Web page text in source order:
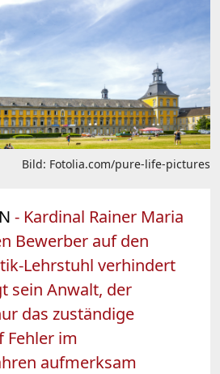
Bild: Fotolia.com/pure-life-pictures
- Kardinal Rainer Maria
Bewerber auf den
Lehrstuhl verhindert
sein Anwalt, der
das zuständige
Fehler im
aufmerksam